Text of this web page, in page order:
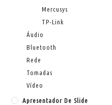
Mercusys
TP-Link
Áudio
Bluetooth
Rede
Tomadas
Vídeo
Apresentador De Slide